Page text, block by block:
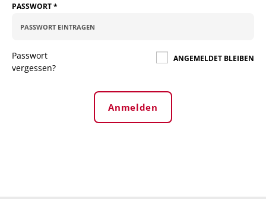
PASSWORT*
Passwort
vergessen?
ANGEMELDET BLEIBEN
Anmelden